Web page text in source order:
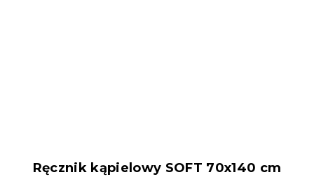
Ręcznik kąpielowy SOFT 70x140 cm